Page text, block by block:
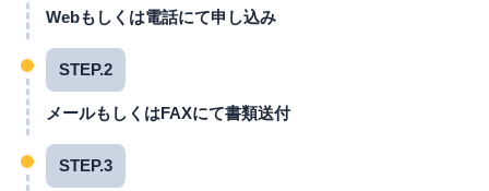
Webもしくは電話にて申し込み
STEP.2
メールもしくはFAXにて書類送付
STEP.3